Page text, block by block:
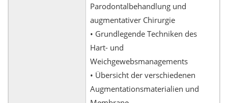
Parodontalbehandlung und
augmentativer Chirurgie
• Grundlegende Techniken des
Hart- und
Weichgewebsmanagements
• Übersicht der verschiedenen
Augmentationsmaterialien und